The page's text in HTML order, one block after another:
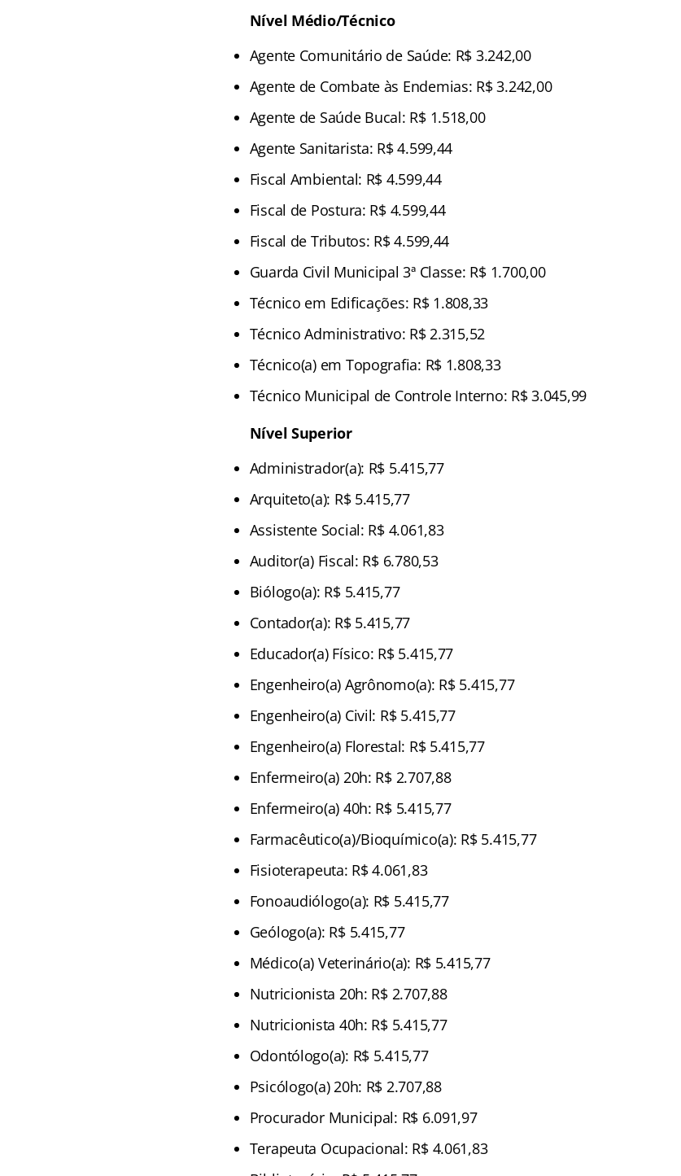
Nível Médio/Técnico
Agente Comunitário de Saúde: R$ 3.242,00
Agente de Combate às Endemias: R$ 3.242,00
Agente de Saúde Bucal: R$ 1.518,00
Agente Sanitarista: R$ 4.599,44
Fiscal Ambiental: R$ 4.599,44
Fiscal de Postura: R$ 4.599,44
Fiscal de Tributos: R$ 4.599,44
Guarda Civil Municipal 3ª Classe: R$ 1.700,00
Técnico em Edificações: R$ 1.808,33
Técnico Administrativo: R$ 2.315,52
Técnico(a) em Topografia: R$ 1.808,33
Técnico Municipal de Controle Interno: R$ 3.045,99
Nível Superior
Administrador(a): R$ 5.415,77
Arquiteto(a): R$ 5.415,77
Assistente Social: R$ 4.061,83
Auditor(a) Fiscal: R$ 6.780,53
Biólogo(a): R$ 5.415,77
Contador(a): R$ 5.415,77
Educador(a) Físico: R$ 5.415,77
Engenheiro(a) Agrônomo(a): R$ 5.415,77
Engenheiro(a) Civil: R$ 5.415,77
Engenheiro(a) Florestal: R$ 5.415,77
Enfermeiro(a) 20h: R$ 2.707,88
Enfermeiro(a) 40h: R$ 5.415,77
Farmacêutico(a)/Bioquímico(a): R$ 5.415,77
Fisioterapeuta: R$ 4.061,83
Fonoaudiólogo(a): R$ 5.415,77
Geólogo(a): R$ 5.415,77
Médico(a) Veterinário(a): R$ 5.415,77
Nutricionista 20h: R$ 2.707,88
Nutricionista 40h: R$ 5.415,77
Odontólogo(a): R$ 5.415,77
Psicólogo(a) 20h: R$ 2.707,88
Procurador Municipal: R$ 6.091,97
Terapeuta Ocupacional: R$ 4.061,83